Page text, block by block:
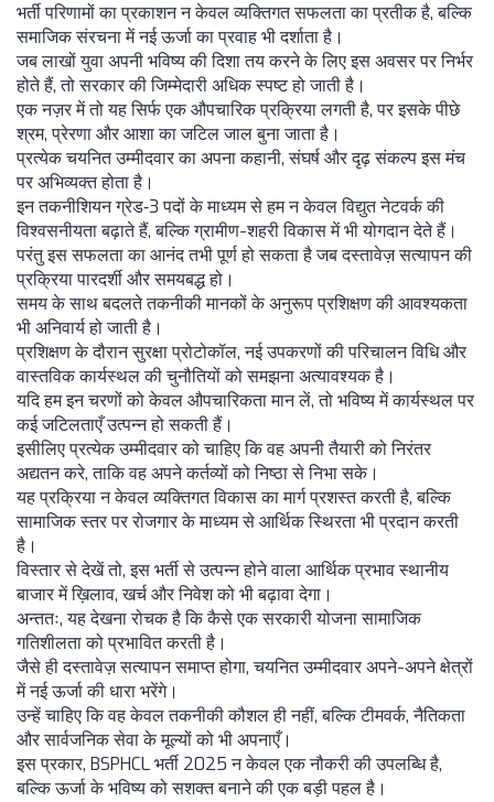
भर्ती परिणामों का प्रकाशन न केवल व्यक्तिगत सफलता का प्रतीक है, बल्कि
समाजिक संरचना में नई ऊर्जा का प्रवाह भी दर्शाता है।
जब लाखों युवा अपनी भविष्य की दिशा तय करने के लिए इस अवसर पर निर्भर
होते हैं, तो सरकार की जिम्मेदारी अधिक स्पष्ट हो जाती है।
एक नज़र में तो यह सिर्फ एक औपचारिक प्रक्रिया लगती है, पर इसके पीछे
श्रम, प्रेरणा और आशा का जटिल जाल बुना जाता है।
प्रत्येक चयनित उम्मीदवार का अपना कहानी, संघर्ष और दृढ़ संकल्प इस मंच
पर अभिव्यक्त होता है।
इन तकनीशियन ग्रेड‑3 पदों के माध्यम से हम न केवल विद्युत नेटवर्क की
विश्वसनीयता बढ़ाते हैं, बल्कि ग्रामीण-शहरी विकास में भी योगदान देते हैं।
परंतु इस सफलता का आनंद तभी पूर्ण हो सकता है जब दस्तावेज़ सत्यापन की
प्रक्रिया पारदर्शी और समयबद्ध हो।
समय के साथ बदलते तकनीकी मानकों के अनुरूप प्रशिक्षण की आवश्यकता
भी अनिवार्य हो जाती है।
प्रशिक्षण के दौरान सुरक्षा प्रोटोकॉल, नई उपकरणों की परिचालन विधि और
वास्तविक कार्यस्थल की चुनौतियों को समझना अत्यावश्यक है।
यदि हम इन चरणों को केवल औपचारिकता मान लें, तो भविष्य में कार्यस्थल पर
कई जटिलताएँ उत्पन्न हो सकती हैं।
इसीलिए प्रत्येक उम्मीदवार को चाहिए कि वह अपनी तैयारी को निरंतर
अद्यतन करे, ताकि वह अपने कर्तव्यों को निष्ठा से निभा सके।
यह प्रक्रिया न केवल व्यक्तिगत विकास का मार्ग प्रशस्त करती है, बल्कि
सामाजिक स्तर पर रोजगार के माध्यम से आर्थिक स्थिरता भी प्रदान करती
है।
विस्तार से देखें तो, इस भर्ती से उत्पन्न होने वाला आर्थिक प्रभाव स्थानीय
बाजार में ख़िलाव, खर्च और निवेश को भी बढ़ावा देगा।
अन्ततः, यह देखना रोचक है कि कैसे एक सरकारी योजना सामाजिक
गतिशीलता को प्रभावित करती है।
जैसे ही दस्तावेज़ सत्यापन समाप्त होगा, चयनित उम्मीदवार अपने-अपने क्षेत्रों
में नई ऊर्जा की धारा भरेंगे।
उन्हें चाहिए कि वह केवल तकनीकी कौशल ही नहीं, बल्कि टीमवर्क, नैतिकता
और सार्वजनिक सेवा के मूल्यों को भी अपनाएँ।
इस प्रकार, BSPHCL भर्ती 2025 न केवल एक नौकरी की उपलब्धि है,
बल्कि ऊर्जा के भविष्य को सशक्त बनाने की एक बड़ी पहल है।